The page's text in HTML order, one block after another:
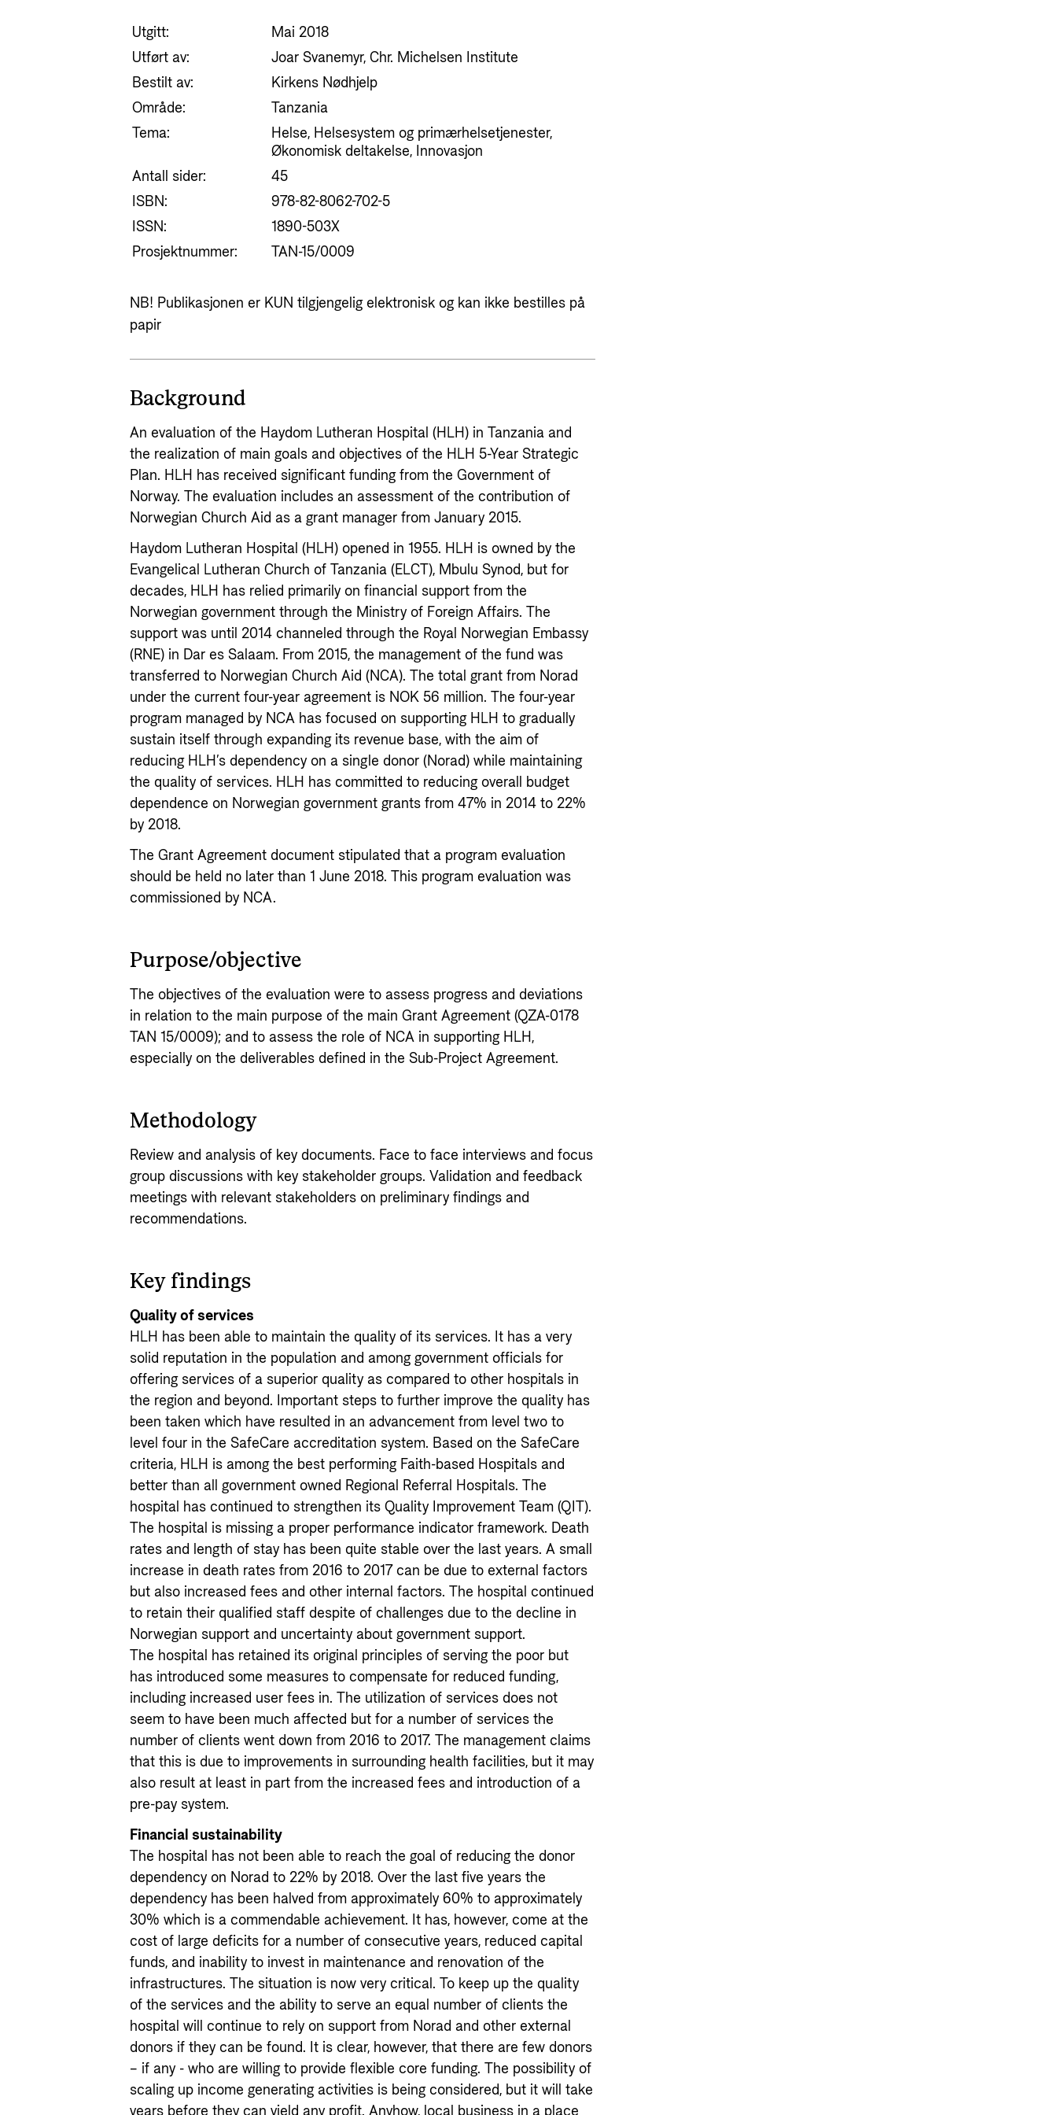
Utgitt:
Mai 2018
Utført av:
Joar Svanemyr, Chr. Michelsen Institute
Bestilt av:
Kirkens Nødhjelp
Område:
Tanzania
Tema:
Helse, Helsesystem og primærhelsetjenester,
Økonomisk deltakelse, Innovasjon
Antall sider:
45
ISBN:
978-82-8062-702-5
ISSN:
1890-503X
Prosjektnummer:
TAN-15/0009
NB! Publikasjonen er KUN tilgjengelig elektronisk og kan ikke bestilles på
papir
Background
An evaluation of the Haydom Lutheran Hospital (HLH) in Tanzania and
the realization of main goals and objectives of the HLH 5-Year Strategic
Plan. HLH has received significant funding from the Government of
Norway. The evaluation includes an assessment of the contribution of
Norwegian Church Aid as a grant manager from January 2015.
Haydom Lutheran Hospital (HLH) opened in 1955. HLH is owned by the
Evangelical Lutheran Church of Tanzania (ELCT), Mbulu Synod, but for
decades, HLH has relied primarily on financial support from the
Norwegian government through the Ministry of Foreign Affairs. The
support was until 2014 channeled through the Royal Norwegian Embassy
(RNE) in Dar es Salaam. From 2015, the management of the fund was
transferred to Norwegian Church Aid (NCA). The total grant from Norad
under the current four-year agreement is NOK 56 million. The four-year
program managed by NCA has focused on supporting HLH to gradually
sustain itself through expanding its revenue base, with the aim of
reducing HLH’s dependency on a single donor (Norad) while maintaining
the quality of services. HLH has committed to reducing overall budget
dependence on Norwegian government grants from 47% in 2014 to 22%
by 2018.
The Grant Agreement document stipulated that a program evaluation
should be held no later than 1 June 2018. This program evaluation was
commissioned by NCA.
Purpose/objective
The objectives of the evaluation were to assess progress and deviations
in relation to the main purpose of the main Grant Agreement (QZA-0178
TAN 15/0009); and to assess the role of NCA in supporting HLH,
especially on the deliverables defined in the Sub-Project Agreement.
Methodology
Review and analysis of key documents. Face to face interviews and focus
group discussions with key stakeholder groups. Validation and feedback
meetings with relevant stakeholders on preliminary findings and
recommendations.
Key findings
Quality of services
HLH has been able to maintain the quality of its services. It has a very
solid reputation in the population and among government officials for
offering services of a superior quality as compared to other hospitals in
the region and beyond. Important steps to further improve the quality has
been taken which have resulted in an advancement from level two to
level four in the SafeCare accreditation system. Based on the SafeCare
criteria, HLH is among the best performing Faith-based Hospitals and
better than all government owned Regional Referral Hospitals. The
hospital has continued to strengthen its Quality Improvement Team (QIT).
The hospital is missing a proper performance indicator framework. Death
rates and length of stay has been quite stable over the last years. A small
increase in death rates from 2016 to 2017 can be due to external factors
but also increased fees and other internal factors. The hospital continued
to retain their qualified staff despite of challenges due to the decline in
Norwegian support and uncertainty about government support.
The hospital has retained its original principles of serving the poor but
has introduced some measures to compensate for reduced funding,
including increased user fees in. The utilization of services does not
seem to have been much affected but for a number of services the
number of clients went down from 2016 to 2017. The management claims
that this is due to improvements in surrounding health facilities, but it may
also result at least in part from the increased fees and introduction of a
pre-pay system.
Financial sustainability
The hospital has not been able to reach the goal of reducing the donor
dependency on Norad to 22% by 2018. Over the last five years the
dependency has been halved from approximately 60% to approximately
30% which is a commendable achievement. It has, however, come at the
cost of large deficits for a number of consecutive years, reduced capital
funds, and inability to invest in maintenance and renovation of the
infrastructures. The situation is now very critical. To keep up the quality
of the services and the ability to serve an equal number of clients the
hospital will continue to rely on support from Norad and other external
donors if they can be found. It is clear, however, that there are few donors
– if any - who are willing to provide flexible core funding. The possibility of
scaling up income generating activities is being considered, but it will take